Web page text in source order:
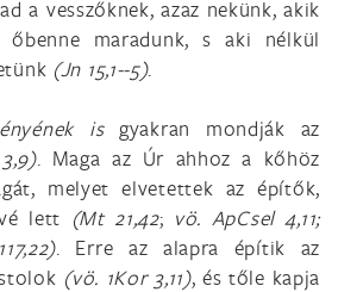
a vesszőknek, azaz nekünk, akik
őbenne maradunk, s aki nélkül
(Jn 15,1--5).
isgyakran mondják az
. Maga az Úr ahhoz a kőhöz
melyet elvetettek az építők,
lett (Mt 21,42; vö. ApCsel 4,11;
. Erre az alapra építik az
(vö. 1Kor 3,11), és tőle kapja